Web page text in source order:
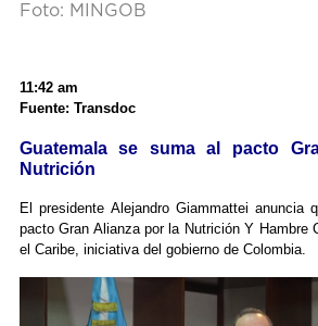
Foto: MINGOB
11:42 am
Fuente: Transdoc
Guatemala se suma al pacto
Nutrición
El presidente Alejandro Giammattei
pacto Gran Alianza por la Nutrición Y Hambre
el Caribe, iniciativa del gobierno de Colombia.